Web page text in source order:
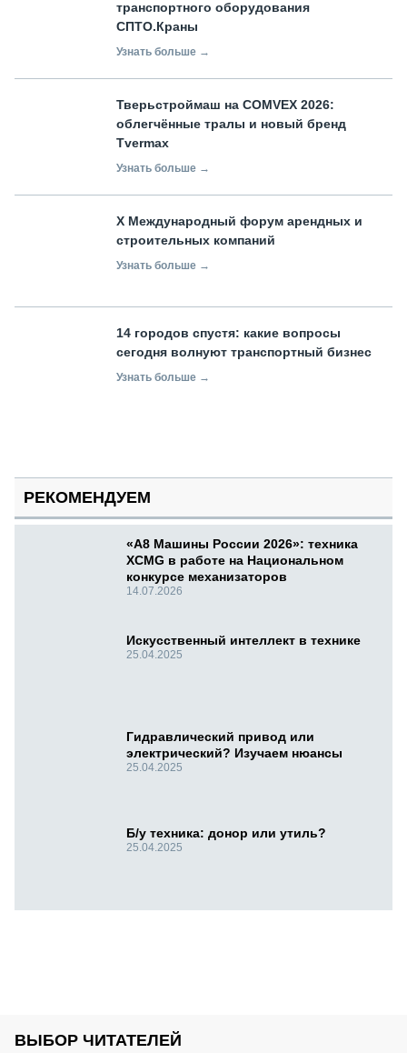
транспортного оборудования
СПТО.Краны
Узнать больше →
Тверьстроймаш на COMVEX 2026:
облегчённые тралы и новый бренд
Tvermax
Узнать больше →
X Международный форум арендных и
строительных компаний
Узнать больше →
14 городов спустя: какие вопросы
сегодня волнуют транспортный бизнес
Узнать больше →
РЕКОМЕНДУЕМ
«А8 Машины России 2026»: техника
XCMG в работе на Национальном
конкурсе механизаторов
14.07.2026
Искусственный интеллект в технике
25.04.2025
Гидравлический привод или
электрический? Изучаем нюансы
25.04.2025
Б/у техника: донор или утиль?
25.04.2025
ВЫБОР ЧИТАТЕЛЕЙ